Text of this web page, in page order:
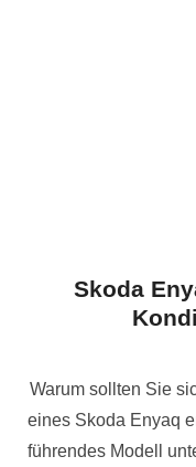
Skoda
Warum sollten Sie
eines Skoda Enyaq
führendes Modell